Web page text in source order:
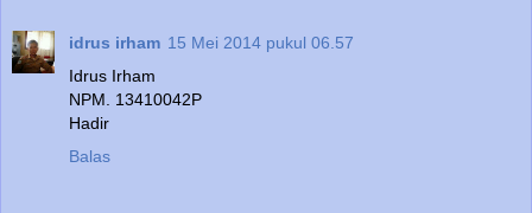
idrus irham 15 Mei 2014 pukul 06.57
Idrus Irham
NPM. 13410042P
Hadir
Balas